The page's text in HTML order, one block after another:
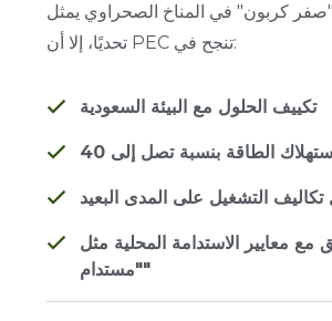
كربون" في المناخ الصحراوي يمثل
تحديًا، إلا أن PEC تنجح في:
تكييف الحلول مع البيئة السعودية
تكاليف التشغيل على المدى البعيد
مع معايير الاستدامة المحلية مثل
"مستدام"